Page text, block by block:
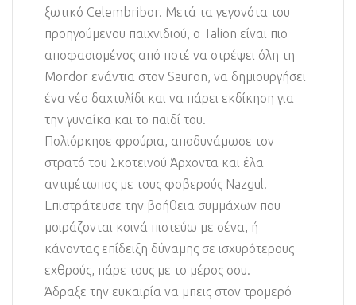
ξωτικό Celembribor. Μετά τα γεγονότα του
προηγούμενου παιχνιδιού, ο Talion είναι πιο
αποφασισμένος από ποτέ να στρέψει όλη τη
Mordor ενάντια στον Sauron, να δημιουργήσει
ένα νέο δαχτυλίδι και να πάρει εκδίκηση για
την γυναίκα και το παιδί του.
Πολιόρκησε φρούρια, αποδυνάμωσε τον
στρατό του Σκοτεινού Άρχοντα και έλα
αντιμέτωπος με τους φοβερούς Nazgul.
Επιστράτευσε την βοήθεια συμμάχων που
μοιράζονται κοινά πιστεύω με σένα, ή
κάνοντας επίδειξη δύναμης σε ισχυρότερους
εχθρούς, πάρε τους με το μέρος σου.
Άδραξε την ευκαιρία να μπεις στον τρομερό